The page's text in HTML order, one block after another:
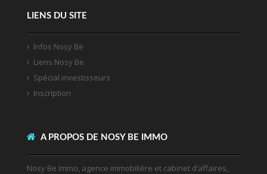
LIENS DU SITE
Infos Nosy Be
Liens Nosy Be
Spécial investisseurs
Inscription
A PROPOS DE NOSY BE IMMO
Nosy Be Immo, agence immobilière et cabinet d’affaires,